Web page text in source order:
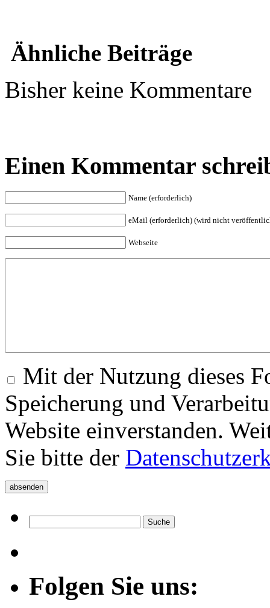
Ähnliche Beiträge
Bisher keine Kommentare
Einen Kommentar
Name (erforderlich)
eMail (erforderlich) (wird nicht
Webseite
Mit der Nutzung dieses
Speicherung und
Website einverstanden.
Sie bitte der
Folgen Sie uns: